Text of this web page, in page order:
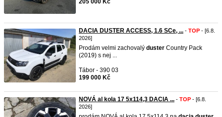
205 000 Kč
DACIA DUSTER ACCESS, 1.6 SCe, ... - TOP - [6.8.
2026]
Prodám velmi zachovalý duster Country Pack
(2019) s nej ...
Tábor - 390 03
199 000 Kč
NOVÁ al kola 17 5x114,3 DACIA ... - TOP - [6.8.
2026]